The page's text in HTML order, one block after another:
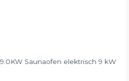
Saunaofen elektrisch 9 kW